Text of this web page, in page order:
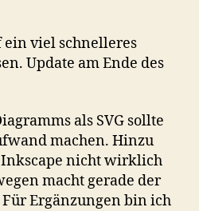
ein viel schnelleres
Update am Ende des
als SVG sollte
machen. Hinzu
nicht wirklich
macht gerade der
Ergänzungen bin ich